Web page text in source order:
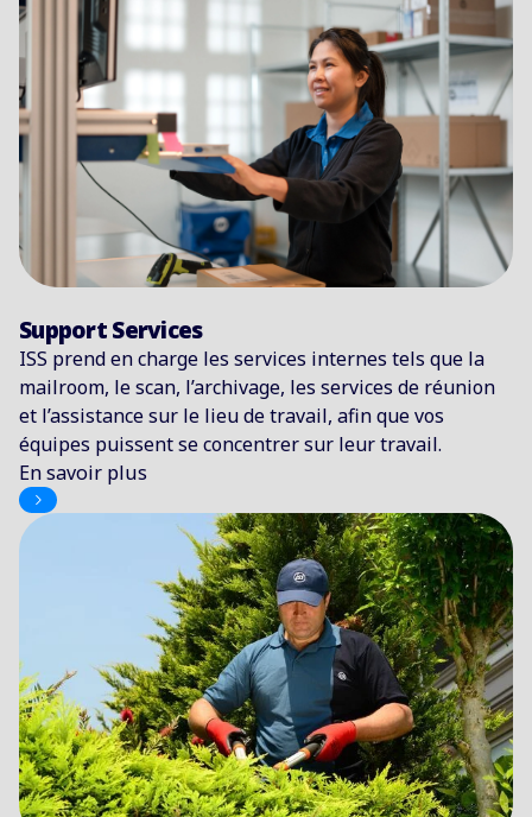
Support Services
ISS prend en charge les services internes tels que la
mailroom, le scan, l’archivage, les services de réunion
et l’assistance sur le lieu de travail, afin que vos
équipes puissent se concentrer sur leur travail.
En savoir plus